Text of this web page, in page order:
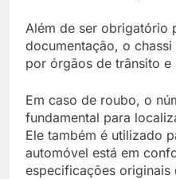
Além de ser obrigatório
documentação, o
por órgãos de trânsito e
Em caso de roubo, o
fundamental para
Ele também é utilizado
automóvel está em
especificações originais